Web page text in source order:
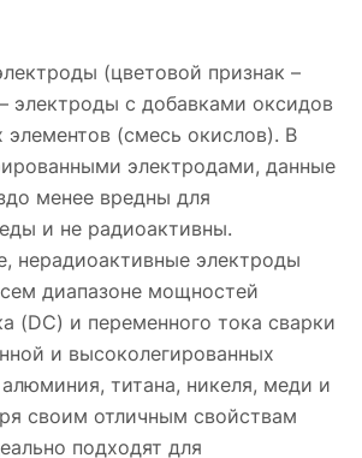
(цветовой признак –
электроды с добавками оксидов
элементов (смесь окислов). В
электродами, данные
менее вредны для
и не радиоактивны.
нерадиоактивные электроды
диапазоне мощностей
(DC) и переменного тока сварки
и высоколегированных
титана, никеля, меди и
своим отличным свойствам
подходят для